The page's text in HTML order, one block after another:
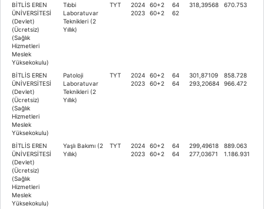
BİTLİS EREN
ÜNİVERSİTESİ
(Devlet)
(Ücretsiz)
(Sağlık
Hizmetleri
Meslek
Yüksekokulu)
Tıbbi
Laboratuvar
Teknikleri (2
Yıllık)
TYT
2024
2023
60+2
60+2
64
62
318,39568 670.753
BİTLİS EREN
ÜNİVERSİTESİ
(Devlet)
(Ücretsiz)
(Sağlık
Hizmetleri
Meslek
Yüksekokulu)
Patoloji
Laboratuvar
Teknikleri (2
Yıllık)
TYT
2024
2023
60+2
60+2
64
64
301,87109
293,20684
858.728
966.472
BİTLİS EREN
ÜNİVERSİTESİ
(Devlet)
(Ücretsiz)
(Sağlık
Hizmetleri
Meslek
Yüksekokulu)
Yaşlı Bakımı (2
Yıllık)
TYT
2024
2023
60+2
60+2
64
64
299,49618
277,03671
889.063
1.186.931